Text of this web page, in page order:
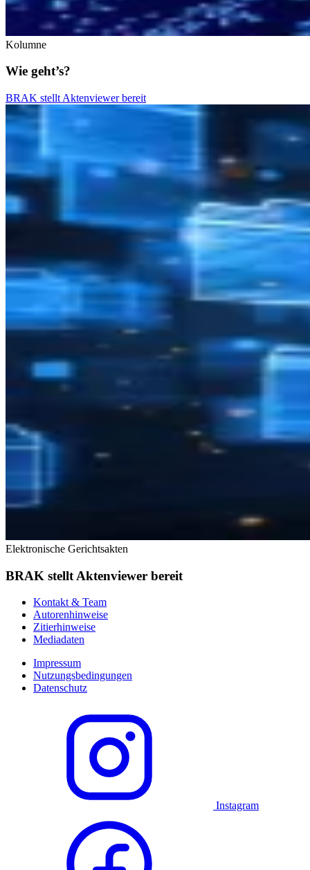
Kolumne
Wie geht’s?
BRAK stellt Aktenviewer bereit
Elektronische Gerichtsakten
BRAK stellt Aktenviewer bereit
Kontakt & Team
Autorenhinweise
Zitierhinweise
Mediadaten
Impressum
Nutzungsbedingungen
Datenschutz
Instagram